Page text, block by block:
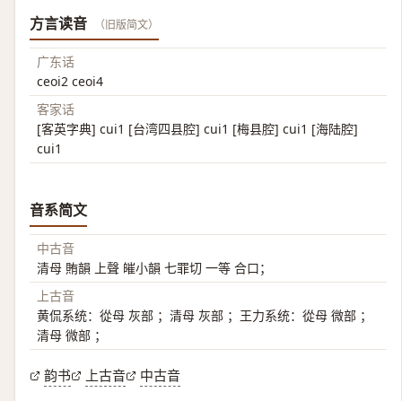
方言读音 （旧版简文）
广东话
ceoi2 ceoi4
客家话
[客英字典] cui1 [台湾四县腔] cui1 [梅县腔] cui1 [海陆腔]
cui1
音系简文
中古音
清母 賄韻 上聲 皠小韻 七罪切 一等 合口；
上古音
黄侃系统：從母 灰部 ；清母 灰部 ；王力系统：從母 微部 ；
清母 微部 ；
韵书 上古音 中古音